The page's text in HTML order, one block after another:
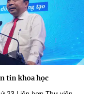
tin khoa học